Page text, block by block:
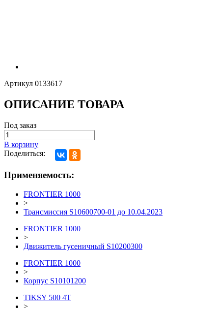
Артикул 0133617
ОПИСАНИЕ ТОВАРА
Под заказ
В корзину
Поделиться:
Применяемость:
FRONTIER 1000
>
Трансмиссия S10600700-01 до 10.04.2023
FRONTIER 1000
>
Движитель гусеничный S10200300
FRONTIER 1000
>
Корпус S10101200
TIKSY 500 4T
>